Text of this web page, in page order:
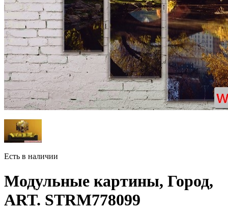
Есть в наличии
Модульные картины, Город,
ART. STRM778099